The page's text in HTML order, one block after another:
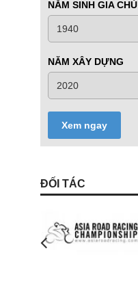
NĂM SINH GIA CHỦ
NĂM XÂY DỰNG
Xem ngay
ĐỐI TÁC